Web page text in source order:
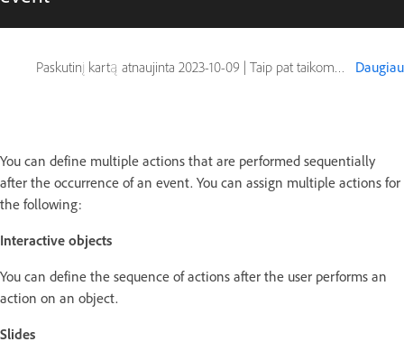
Paskutinį kartą atnaujinta 2023-10-09 | Taip pat taikoma Captivate Daugiau
You can define multiple actions that are performed sequentially
after the occurrence of an event. You can assign multiple actions for
the following:
Interactive objects
You can define the sequence of actions after the user performs an
action on an object.
Slides